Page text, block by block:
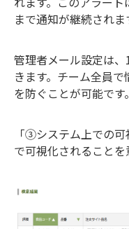
まで通知が継続されま
管理者メール設定は
きます。チーム全員
を防ぐことが可能です。
「③システム上での
で可視化されることを